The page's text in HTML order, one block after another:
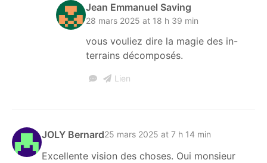
Jean Emmanuel Saving
28 mars 2025 at 18 h 39 min
vous vouliez dire la magie des in-
terrains décomposés.
Lien
JOLY Bernard25 mars 2025 at 7 h 14 min
Excellente vision des choses. Oui monsieur